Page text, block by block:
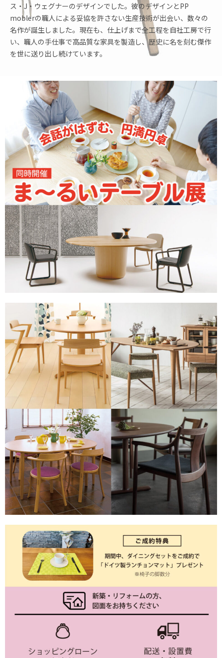
ス・J・ウェグナーのデザインでした。彼のデザインとPP
moblerの職人による妥協を許さない生産技術が出会い、数々の
名作が誕生しました。現在も、仕上げまで全工程を自社工房で行
い、職人の手仕事で高品質な家具を製造し、歴史に名を刻む傑作
を世に送り出し続けています。